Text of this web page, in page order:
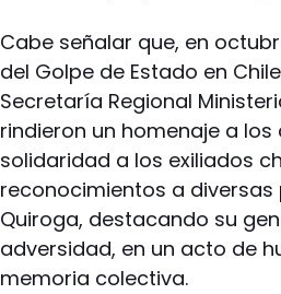
Cabe señalar que, en
del Golpe de Estado en
Secretaría Regional
rindieron un homenaje a
solidaridad a los exiliados
reconocimientos a
Quiroga, destacando su
adversidad, en un acto de
memoria colectiva.